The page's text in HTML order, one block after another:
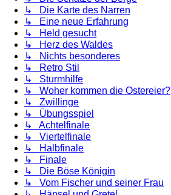
↳ Die Karte des Narren
↳ Eine neue Erfahrung
↳ Held gesucht
↳ Herz des Waldes
↳ Nichts besonderes
↳ Retro Stil
↳ Sturmhilfe
↳ Woher kommen die Ostereier?
↳ Zwillinge
↳ Übungsspiel
↳ Achtelfinale
↳ Viertelfinale
↳ Halbfinale
↳ Finale
↳ Die Böse Königin
↳ Vom Fischer und seiner Frau